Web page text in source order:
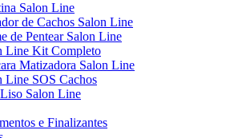
Salon Line
de Cachos Salon Line
de Pentear Salon Line
Line Kit Completo
Matizadora Salon Line
Line SOS Cachos
Salon Line
e Finalizantes